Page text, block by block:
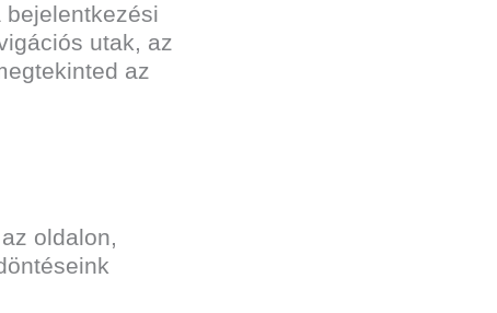
utak, az
az
oldalon,